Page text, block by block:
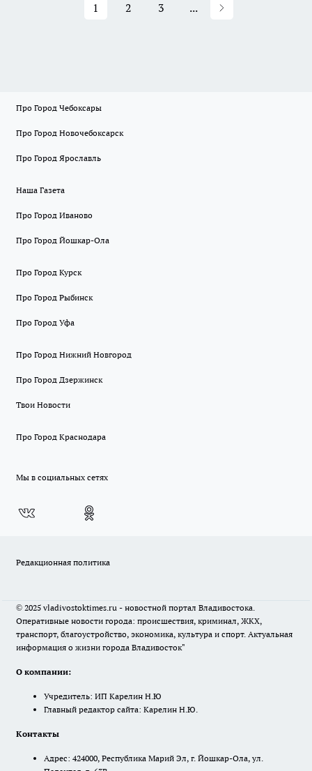
1 2 3 ...
Про Город Чебоксары
Про Город Новочебоксарск
Про Город Ярославль
Наша Газета
Про Город Иваново
Про Город Йошкар-Ола
Про Город Курск
Про Город Рыбинск
Про Город Уфа
Про Город Нижний Новгород
Про Город Дзержинск
Твои Новости
Про Город Краснодара
Мы в социальных сетях
Редакционная политика
© 2025 vladivostoktimes.ru - новостной портал Владивостока.
Оперативные новости города: происшествия, криминал, ЖКХ,
транспорт, благоустройство, экономика, культура и спорт. Актуальная
информация о жизни города Владивосток"
О компании:
Учредитель: ИП Карелин Н.Ю
Главный редактор сайта: Карелин Н.Ю.
Контакты
Адрес: 424000, Республика Марий Эл, г. Йошкар-Ола, ул.